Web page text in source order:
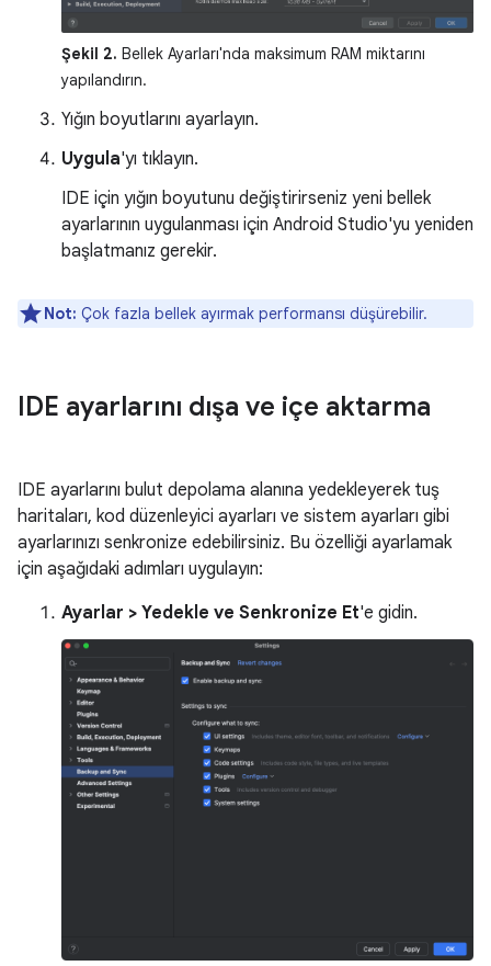
Şekil 2. Bellek Ayarları'nda maksimum RAM miktarını
yapılandırın.
Yığın boyutlarını ayarlayın.
Uygula'yı tıklayın.
IDE için yığın boyutunu değiştirirseniz yeni bellek
ayarlarının uygulanması için Android Studio'yu yeniden
başlatmanız gerekir.
Not: Çok fazla bellek ayırmak performansı düşürebilir.
IDE ayarlarını dışa ve içe aktarma
IDE ayarlarını bulut depolama alanına yedekleyerek tuş
haritaları, kod düzenleyici ayarları ve sistem ayarları gibi
ayarlarınızı senkronize edebilirsiniz. Bu özelliği ayarlamak
için aşağıdaki adımları uygulayın:
Ayarlar > Yedekle ve Senkronize Et'e gidin.